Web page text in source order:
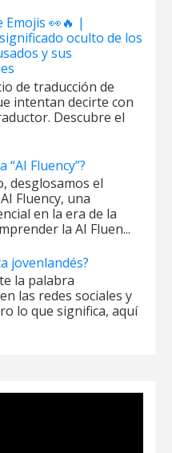
👀🔥 |
oculto de los
y sus
de traducción de
intentan decirte con
Descubre el
“AI Fluency”?
desglosamos el
Fluency, una
en la era de la
la AI Fluen...
jovenlandés?
la palabra
las redes sociales y
lo que significa, aquí